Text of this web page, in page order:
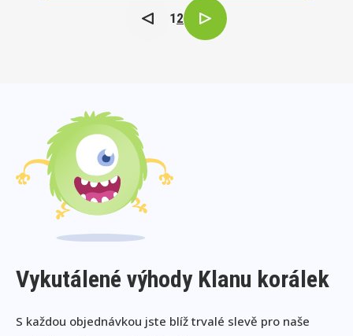
12
Vykutálené výhody Klanu korálek
S každou objednávkou jste blíž trvalé slevě pro naše